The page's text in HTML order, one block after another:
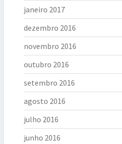
janeiro 2017
dezembro 2016
novembro 2016
outubro 2016
setembro 2016
agosto 2016
julho 2016
junho 2016